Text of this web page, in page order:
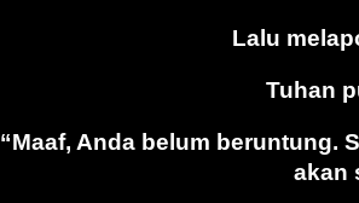
Lalu
Tuhan
“Maaf, Anda belum beruntung.
akan